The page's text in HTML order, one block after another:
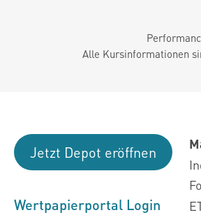
Alle Kursinformationen
Jetzt Depot eröffnen
Wertpapierportal Login